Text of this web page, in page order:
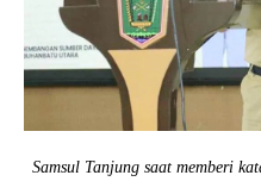
Samsul Tanjung saat memberi